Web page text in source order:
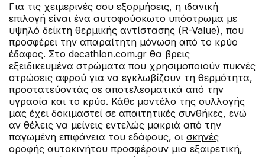
Για τις χειμερινές σου εξορμήσεις, η ιδανική
επιλογή είναι ένα αυτοφούσκωτο υπόστρωμα με
υψηλό δείκτη θερμικής αντίστασης (R-Value), που
προσφέρει την απαραίτητη μόνωση από το κρύο
έδαφος. Στο decathlon.com.gr θα βρεις
εξειδικευμένα στρώματα που χρησιμοποιούν πυκνές
στρώσεις αφρού για να εγκλωβίζουν τη θερμότητα,
προστατεύοντάς σε αποτελεσματικά από την
υγρασία και το κρύο. Κάθε μοντέλο της συλλογής
μας έχει δοκιμαστεί σε απαιτητικές συνθήκες, ενώ
αν θέλεις να μείνεις εντελώς μακριά από την
παγωμένη επιφάνεια του εδάφους, οι σκηνές
οροφής αυτοκινήτου προσφέρουν μια εξαιρετική,